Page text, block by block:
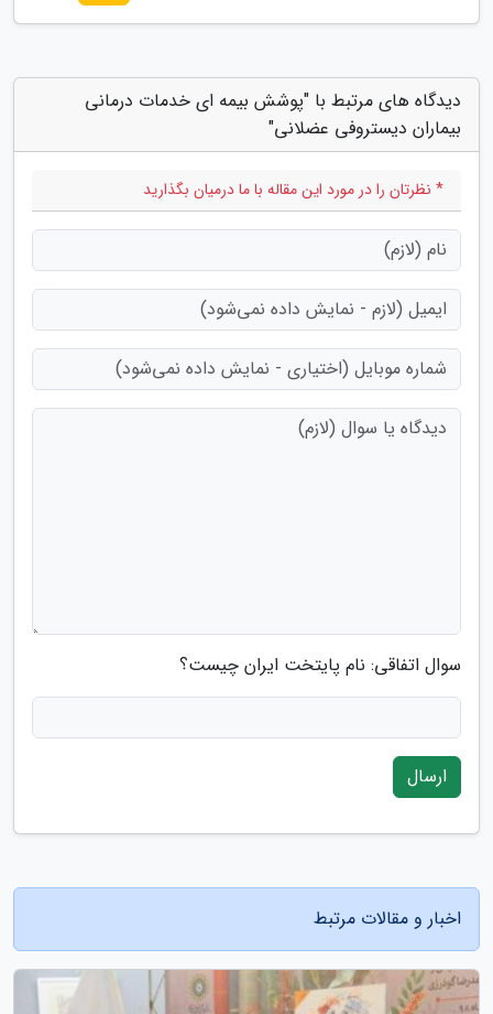
دیدگاه های مرتبط با "پوشش بیمه ای خدمات درمانی
بیماران دیستروفی عضلانی"
* نظرتان را در مورد این مقاله با ما درمیان بگذارید
سوال اتفاقی: نام پایتخت ایران چیست؟
ارسال
اخبار و مقالات مرتبط